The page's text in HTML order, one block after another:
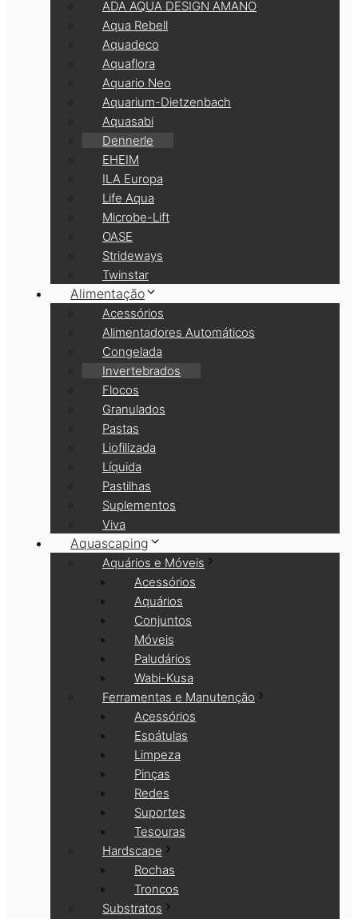
ADA AQUA DESIGN AMANO
Aqua Rebell
Aquadeco
Aquaflora
Aquario Neo
Aquarium-Dietzenbach
Aquasabi
Dennerle
EHEIM
ILA Europa
Life Aqua
Microbe-Lift
OASE
Strideways
Twinstar
Alimentação
Acessórios
Alimentadores Automáticos
Congelada
Invertebrados
Flocos
Granulados
Pastas
Liofilizada
Líquida
Pastilhas
Suplementos
Viva
Aquascaping
Aquários e Móveis
Acessórios
Aquários
Conjuntos
Móveis
Paludários
Wabi-Kusa
Ferramentas e Manutenção
Acessórios
Espátulas
Limpeza
Pinças
Redes
Suportes
Tesouras
Hardscape
Rochas
Troncos
Substratos